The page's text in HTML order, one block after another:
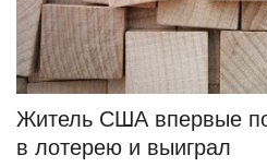
Житель США впервые
в лотерею и выиграл